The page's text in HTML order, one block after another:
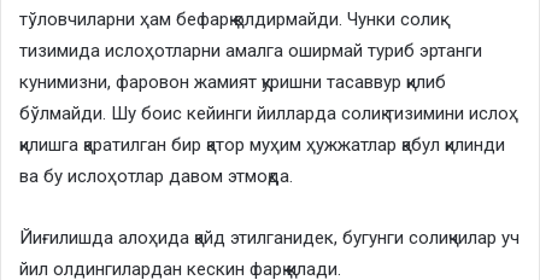
тўловчиларни ҳам бефарқ қолдирмайди. Чунки солиқ
тизимида ислоҳотларни амалга оширмай туриб эртанги
кунимизни, фаровон жамият қуришни тасаввур қилиб
бўлмайди. Шу боис кейинги йилларда солиқ тизимини ислоҳ
қилишга қаратилган бир қатор муҳим ҳужжатлар қабул қилинди
ва бу ислоҳотлар давом этмоқда.
Йиғилишда алоҳида қайд этилганидек, бугунги солиқчилар уч
йил олдингилардан кескин фарқ қилади.